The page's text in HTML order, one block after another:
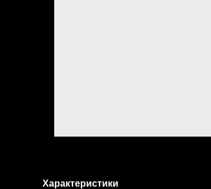
Характеристики